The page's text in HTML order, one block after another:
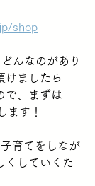
shop
んなのがあり
けましたら
で、まずは
ます！
育てをしなが
くしていくた